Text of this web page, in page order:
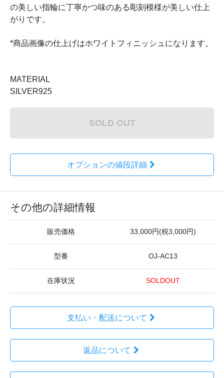
の美しい指輪に丁寧かつ味のある彫刻模様が美しい仕上
がりです。
*商品画像の仕上げはホワイトフィニッシュになります。
MATERIAL
SILVER925
SOLD OUT
オプションの値段詳細
その他の詳細情報
販売価格 33,000円(税3,000円)
型番 OJ-AC13
在庫状況 SOLDOUT
支払い・配送について
返品について